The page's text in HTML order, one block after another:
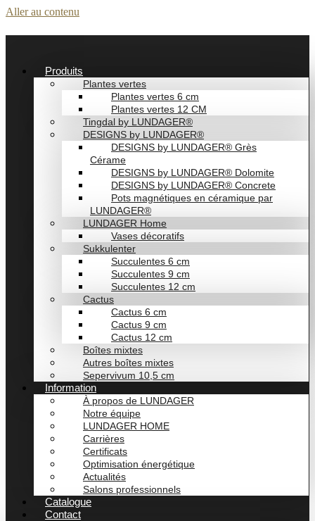
Aller au contenu
Produits
Plantes vertes
Plantes vertes 6 cm
Plantes vertes 12 CM
Tingdal by LUNDAGER®
DESIGNS by LUNDAGER®
DESIGNS by LUNDAGER® Grès
Cérame
DESIGNS by LUNDAGER® Dolomite
DESIGNS by LUNDAGER® Concrete
Pots magnétiques en céramique par
LUNDAGER®
LUNDAGER Home
Vases décoratifs
Sukkulenter
Succulentes 6 cm
Succulentes 9 cm
Succulentes 12 cm
Cactus
Cactus 6 cm
Cactus 9 cm
Cactus 12 cm
Boîtes mixtes
Autres boîtes mixtes
Sepervivum 10,5 cm
Information
À propos de LUNDAGER
Notre équipe
LUNDAGER HOME
Carrières
Certificats
Optimisation énergétique
Actualités
Salons professionnels
Catalogue
Contact